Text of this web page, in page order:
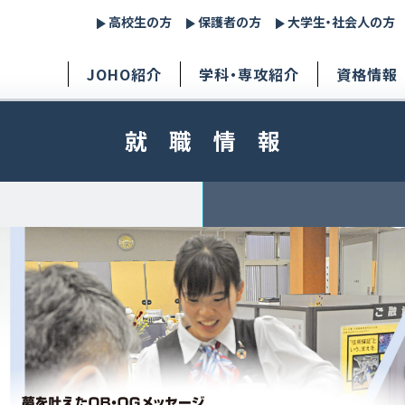
高校生の方 保護者の方 大学生・社会人の方
JOHO紹介 学科・専攻紹介 資格情報
就職情報